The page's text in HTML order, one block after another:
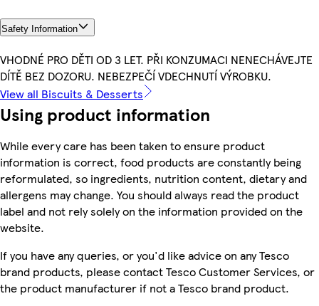
Safety Information
VHODNÉ PRO DĚTI OD 3 LET. PŘI KONZUMACI NENECHÁVEJTE
DÍTĚ BEZ DOZORU. NEBEZPEČÍ VDECHNUTÍ VÝROBKU.
View all Biscuits & Desserts
Using product information
While every care has been taken to ensure product
information is correct, food products are constantly being
reformulated, so ingredients, nutrition content, dietary and
allergens may change. You should always read the product
label and not rely solely on the information provided on the
website.
If you have any queries, or you'd like advice on any Tesco
brand products, please contact Tesco Customer Services, or
the product manufacturer if not a Tesco brand product.